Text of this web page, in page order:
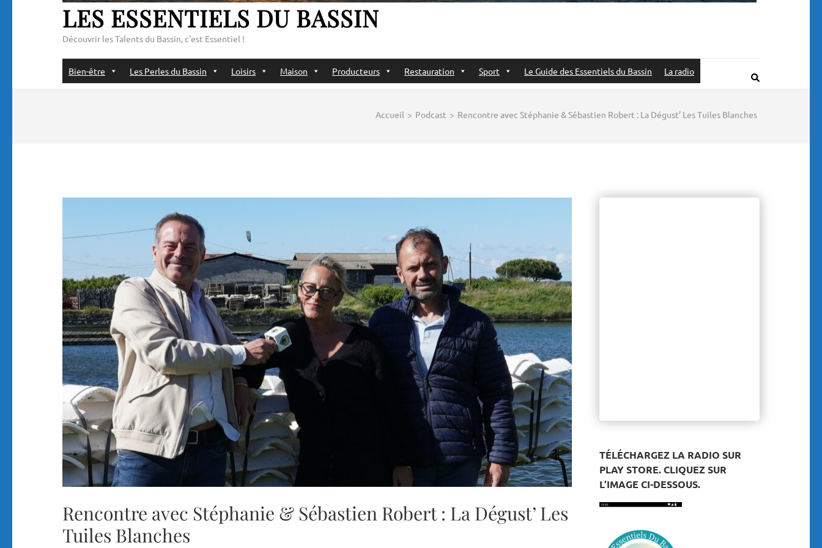
LES ESSENTIELS DU BASSIN
Découvrir les Talents du Bassin, c'est Essentiel !
Bien-être Les Perles du Bassin Loisirs Maison Producteurs Restauration Sport Le Guide des Essentiels du Bassin La radio
Accueil > Podcast > Rencontre avec Stéphanie & Sébastien Robert : La Dégust’ Les Tuiles Blanches
Rencontre avec Stéphanie & Sébastien Robert : La Dégust’ Les
Tuiles Blanches
TÉLÉCHARGEZ LA RADIO SUR
PLAY STORE. CLIQUEZ SUR
L’IMAGE CI-DESSOUS.